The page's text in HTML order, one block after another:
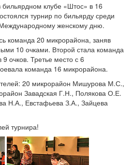
клубе «Штос» в 16
турнир по бильярду среди
женскому дню.
команда 20 микрорайона, заняв
10 очками. Второй стала команда
очков. Третье место с 6
команда 16 микрорайона.
20 микрорайон Мишурова М.С.,
Завадская Г.Н., Полякова О.Е.
Н.А., Евстафьева З.А., Зайцева
турнира!